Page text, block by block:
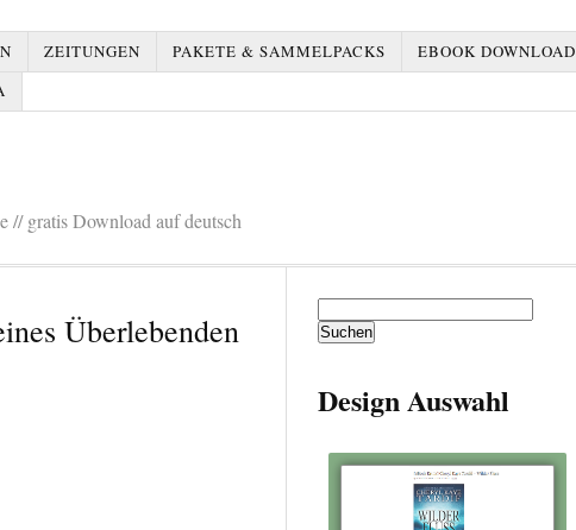
ZEITUNGEN PAKETE & SAMMELPACKS
EBOOK DOWNLOAD
// gratis Download auf deutsch
Überlebenden
nach:
Design Auswahl